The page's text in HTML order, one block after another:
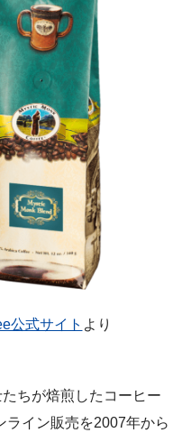
公式サイト より
ちが焙煎したコーヒー
ライン販売を2007年から